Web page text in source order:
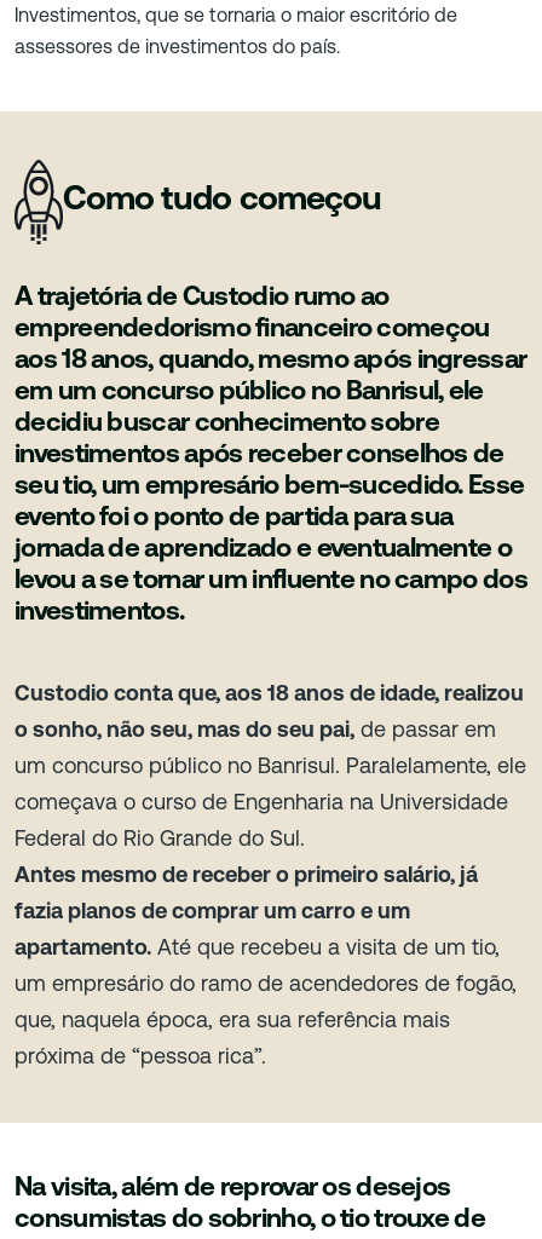
Investimentos, que se tornaria o maior escritório de
assessores de investimentos do país.
Como tudo começou
A trajetória de Custodio rumo ao
empreendedorismo financeiro começou
aos 18 anos, quando, mesmo após ingressar
em um concurso público no Banrisul, ele
decidiu buscar conhecimento sobre
investimentos após receber conselhos de
seu tio, um empresário bem-sucedido. Esse
evento foi o ponto de partida para sua
jornada de aprendizado e eventualmente o
levou a se tornar um influente no campo dos
investimentos.
Custodio conta que, aos 18 anos de idade, realizou
o sonho, não seu, mas do seu pai, de passar em
um concurso público no Banrisul. Paralelamente, ele
começava o curso de Engenharia na Universidade
Federal do Rio Grande do Sul.
Antes mesmo de receber o primeiro salário, já
fazia planos de comprar um carro e um
apartamento. Até que recebeu a visita de um tio,
um empresário do ramo de acendedores de fogão,
que, naquela época, era sua referência mais
próxima de “pessoa rica”.
Na visita, além de reprovar os desejos
consumistas do sobrinho, o tio trouxe de